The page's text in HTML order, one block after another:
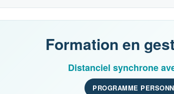
Formation en
Distanciel synchrone
PROGRAMME